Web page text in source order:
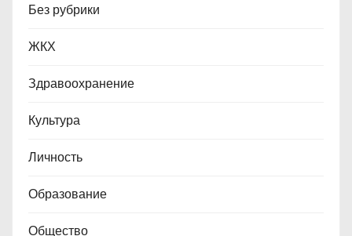
Без рубрики
ЖКХ
Здравоохранение
Культура
Личность
Образование
Общество